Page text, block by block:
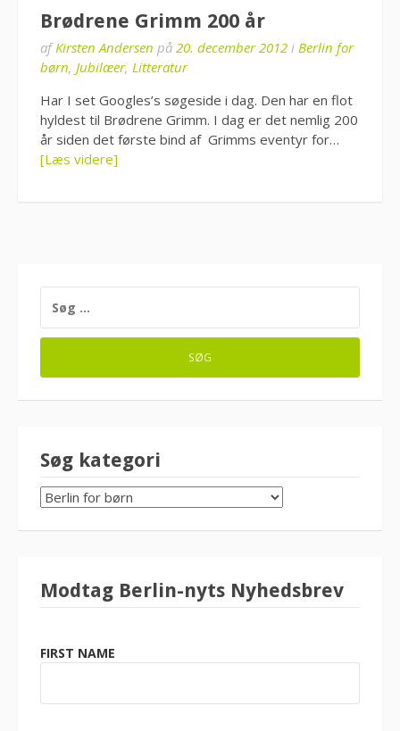
Brødrene Grimm 200 år
afKirsten Andersen på 20. december 2012 i Berlin for
børn, Jubilæer, Litteratur
Har I set Googles’s søgeside i dag. Den har en flot
hyldest til Brødrene Grimm. I dag er det nemlig 200
år siden det første bind af Grimms eventyr for…
[Læs videre]
EFTER:
Søg kategori
SØG
KATEGORI
Modtag Berlin-nyts Nyhedsbrev
FIRST NAME